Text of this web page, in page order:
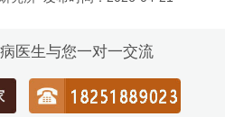
医生与您一对一交流